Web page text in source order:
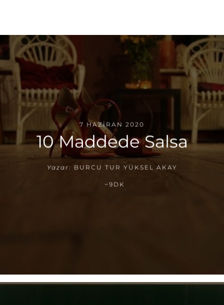
7 HAZIRAN 2020
10 Maddede Salsa
Yazar: BURCU TUR YÜKSEL AKAY
~9DK